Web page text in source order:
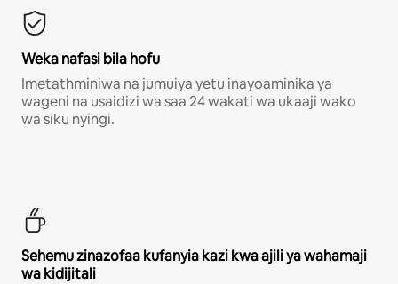
Weka nafasi bila hofu
Imetathminiwa na jumuiya yetu inayoaminika ya
wageni na usaidizi wa saa 24 wakati wa ukaaji wako
wa siku nyingi.
Sehemu zinazofaa kufanyia kazi kwa ajili ya wahamaji
wa kidijitali